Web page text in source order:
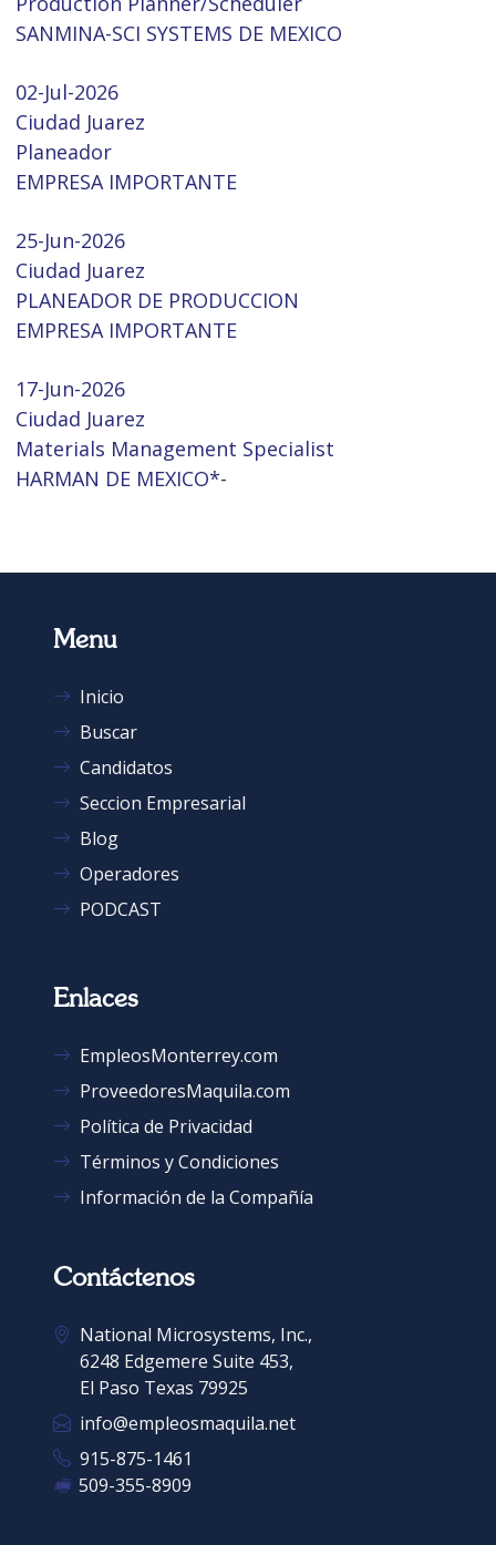
SANMINA-SCI SYSTEMS DE MEXICO
02-Jul-2026
Ciudad Juarez
Planeador
EMPRESA IMPORTANTE
25-Jun-2026
Ciudad Juarez
PLANEADOR DE PRODUCCION
EMPRESA IMPORTANTE
17-Jun-2026
Ciudad Juarez
Materials Management Specialist
HARMAN DE MEXICO*-
Menu
Inicio
Buscar
Candidatos
Seccion Empresarial
Blog
Operadores
PODCAST
Enlaces
EmpleosMonterrey.com
ProveedoresMaquila.com
Política de Privacidad
Términos y Condiciones
Información de la Compañía
Contáctenos
National Microsystems, Inc.,
6248 Edgemere Suite 453,
El Paso Texas 79925
info@empleosmaquila.net
915-875-1461
🖷 509-355-8909